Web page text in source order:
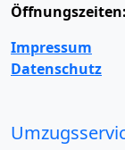
Öffnungszeiten:
Impressum
Datenschutz